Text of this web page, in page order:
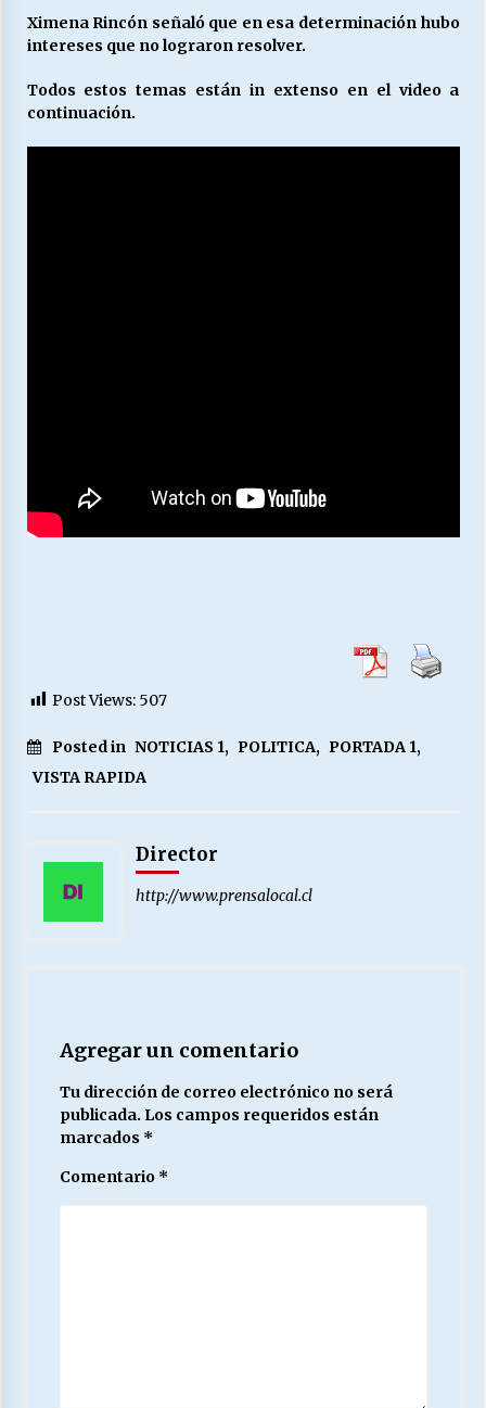
Ximena Rincón señaló que en esa determinación hubo
intereses que no lograron resolver.
Todos estos temas están in extenso en el video a
continuación.
Post Views: 507
Posted in NOTICIAS 1, POLITICA, PORTADA 1,
VISTA RAPIDA
Director
http://www.prensalocal.cl
Agregar un comentario
Tu dirección de correo electrónico no será
publicada. Los campos requeridos están
marcados *
Comentario *